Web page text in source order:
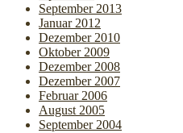
September 2013
Januar 2012
Dezember 2010
Oktober 2009
Dezember 2008
Dezember 2007
Februar 2006
August 2005
September 2004